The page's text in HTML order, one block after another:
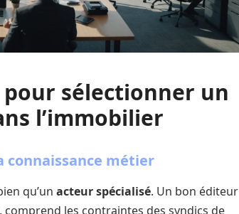
sélectionner un
l’immobilier
connaissance métier
qu’un acteur spécialisé. Un bon éditeur
les contraintes des syndics de